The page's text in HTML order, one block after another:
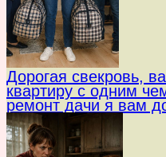
Дорогая свекровь,
квартиру с одним
ремонт дачи я вам